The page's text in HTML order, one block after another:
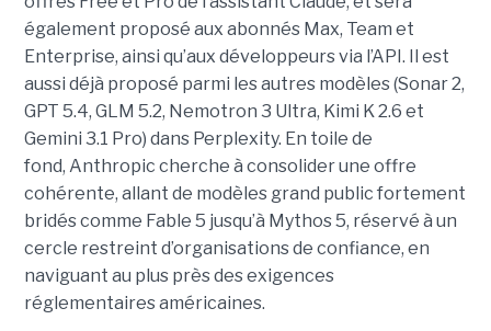
également proposé aux abonnés Max, Team et
Enterprise, ainsi qu’aux développeurs via l’API. Il est
aussi déjà proposé parmi les autres modèles (Sonar 2,
GPT 5.4, GLM 5.2, Nemotron 3 Ultra, Kimi K 2.6 et
Gemini 3.1 Pro) dans Perplexity. En toile de
fond, Anthropic cherche à consolider une offre
cohérente, allant de modèles grand public fortement
bridés comme Fable 5 jusqu’à Mythos 5, réservé à un
cercle restreint d’organisations de confiance, en
naviguant au plus près des exigences
réglementaires américaines.